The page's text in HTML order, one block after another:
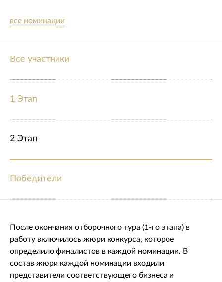
все номинации
Все участники
1 Этап
2 Этап
Победители
После окончания отборочного тура (1-го этапа) в
работу включилось жюри конкурса, которое
определило финалистов в каждой номинации. В
состав жюри каждой номинации входили
представители соответствующего бизнеса и